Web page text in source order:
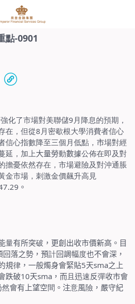
點-0901
化了市場對美聯儲9月降息的預期，
在，但從8月密歇根大學消費者信心
信心指數降至三個月低點， 市場對經
延，加上大量勞動數據公佈在即及對
擔憂依然存在，市場避險及對沖通脹
金市場，刺激金價飆升高見
。
量有所突破 ，更創出收市價新高。目
回落之勢，預計回調幅度也不會深，
規律 ，一般燭身會緊貼5天sma之上
跌破10天sma ，而且迅速反彈收市會
然會有上望空間 。注意風險 ，嚴守紀